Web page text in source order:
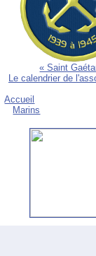
« Saint
Le calendrier de
Accueil
Marins